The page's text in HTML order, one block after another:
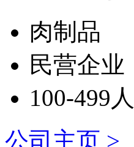
肉制品
民营企业
100-499人
公司主页 >